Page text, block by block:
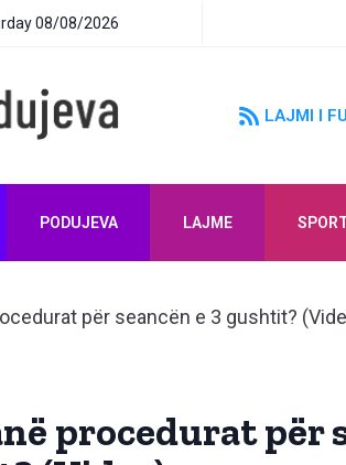
08/08/2026
LAJMI I
PODUJEVA LAJME
procedurat për